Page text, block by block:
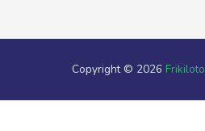
Copyright © 2026 Frikiloto